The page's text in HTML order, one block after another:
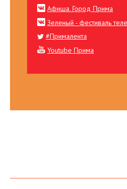
Афиша. Город Прима
Зеленый - фестиваль
#Прималента
Youtube Прима